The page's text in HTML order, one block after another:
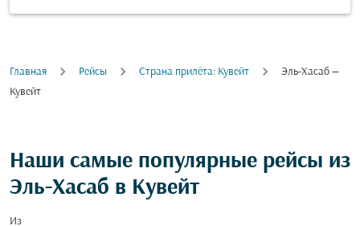
Главная Рейсы Cтрана прилёта: Кувейт
Эль-Хасаб —
Кувейт
Наши самые популярные рейсы из
Эль-Хасаб в Кувейт
Из